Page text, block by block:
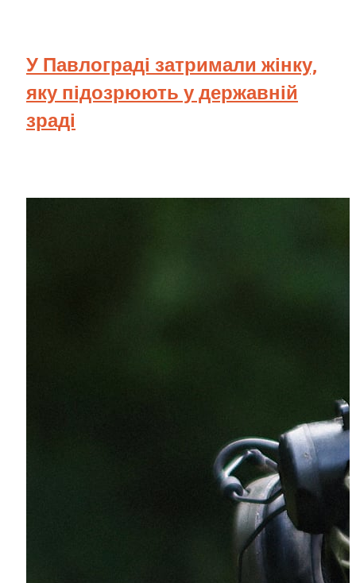
У Павлограді затримали жінку,
яку підозрюють у державній
зраді